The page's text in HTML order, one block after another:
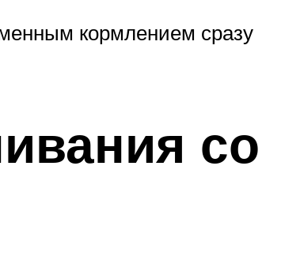
кормлением сразу
со